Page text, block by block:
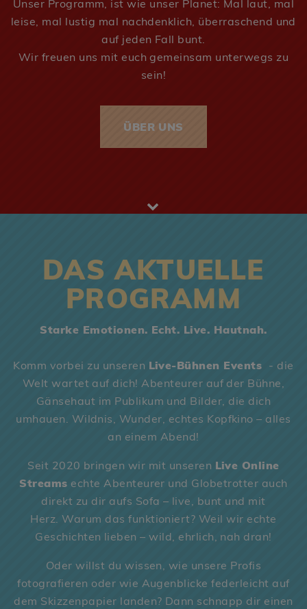
Unser Programm, ist wie unser Planet: Mal laut, mal
leise, mal lustig mal nachdenklich, überraschend und
auf jeden Fall bunt.
Wir freuen uns mit euch gemeinsam unterwegs zu
sein!
ÜBER UNS
DAS AKTUELLE
PROGRAMM
Starke Emotionen. Echt. Live. Hautnah.
Komm vorbei zu unseren Live-Bühnen Events - die
Welt wartet auf dich! Abenteurer auf der Bühne,
Gänsehaut im Publikum und Bilder, die dich
umhauen. Wildnis, Wunder, echtes Kopfkino – alles
an einem Abend!
Seit 2020 bringen wir mit unseren Live Online
Streams echte Abenteurer und Globetrotter auch
direkt zu dir aufs Sofa – live, bunt und mit
Herz. Warum das funktioniert? Weil wir echte
Geschichten lieben – wild, ehrlich, nah dran!
Oder willst du wissen, wie unsere Profis
fotografieren oder wie Augenblicke federleicht auf
dem Skizzenpapier landen? Dann schnapp dir einen